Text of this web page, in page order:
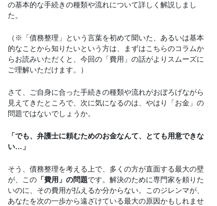
の基本的な手続きの種類や流れについて詳しく解説しまし
た。
（※「債務整理」という言葉を初めて聞いた、あるいは基本
的なことから知りたいという方は、まずはこちらのコラムか
らお読みいただくと、今回の「費用」の話がよりスムーズに
ご理解いただけます。）
さて、ご自身に合った手続きの種類や流れがおぼろげながら
見えてきたところで、次に気になるのは、やはり「お金」の
問題ではないでしょうか。
「でも、弁護士に頼むためのお金なんて、とても用意できな
い…」
そう、債務整理を考える上で、多くの方が直面する最大の壁
が、この 「費用」の問題です。解決のために専門家を頼りた
いのに、その費用が払えるか分からない。このジレンマが、
あなたを次の一歩から遠ざけている最大の原因かもしれませ